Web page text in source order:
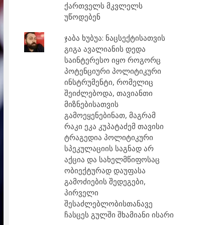
ქართველს მკვლელს
უწოდებენ
ჯაბა ხუბუა: ნაცსექტისათვის
გიგა ავალიანის დედა
საინტერესო იყო როგორც
პოტენციური პოლიტიკური
ინსტრუმენტი, რომელიც
შეიძლებოდა, თავიანთი
მიზნებისათვის
გამოეყენებინათ, მაგრამ
რაკი ეკა კუპატაძემ თავისი
ტრაგედია პოლიტიკური
სპეკულაციის საგნად არ
აქცია და სახელმწიფოსაც
ობიექტურად დაუფასა
გამოძიების შედეგები,
პირველი
შესაძლებლობისთანავე
ჩასცეს გულში შხამიანი ისარი